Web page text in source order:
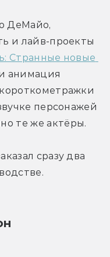
ДеМайо,
и лайв-проекты
Странные новые
анимация
персонажей
те же актёры.
сразу два